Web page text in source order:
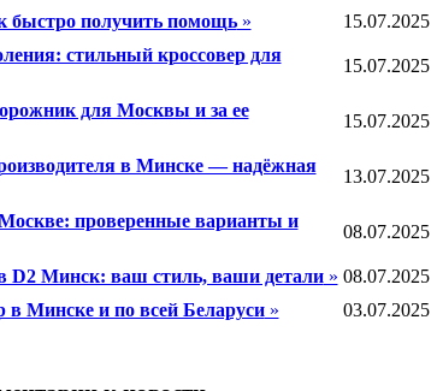
быстро получить помощь»
15.07.2025
стильный кроссовер для
15.07.2025
для Москвы и за ее
15.07.2025
в Минске — надёжная
13.07.2025
проверенные варианты и
08.07.2025
D2 Минск: ваш стиль, ваши детали» 08.07.2025
в Минске и по всей Беларуси» 03.07.2025